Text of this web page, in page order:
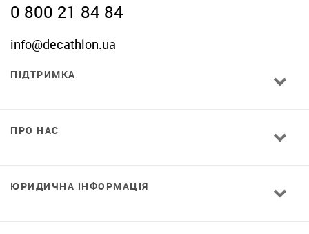
0 800 21 84 84
info@decathlon.ua
ПІДТРИМКА
ПРО НАС
ЮРИДИЧНА ІНФОРМАЦІЯ